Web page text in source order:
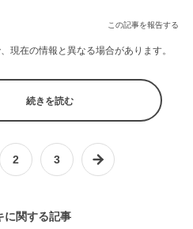
この記事を報告する
現在の情報と異なる場合があります。
続きを読む
2 3
に関する記事